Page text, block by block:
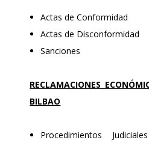
Actas de Conformidad
Actas de Disconformidad
Sanciones
RECLAMACIONES
BILBAO
Procedimientos